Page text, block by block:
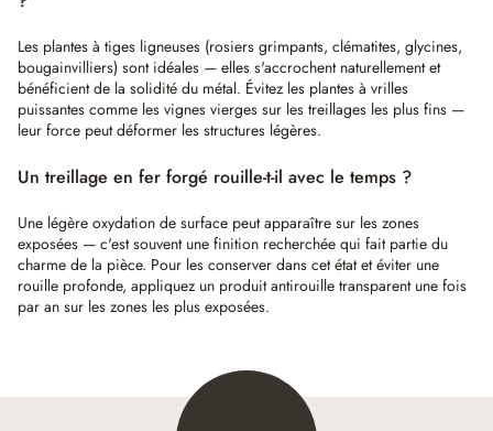
Les plantes à tiges ligneuses (rosiers grimpants, clématites, glycines,
bougainvilliers) sont idéales — elles s'accrochent naturellement et
bénéficient de la solidité du métal. Évitez les plantes à vrilles
puissantes comme les vignes vierges sur les treillages les plus fins —
leur force peut déformer les structures légères.
Un treillage en fer forgé rouille-t-il avec le temps ?
Une légère oxydation de surface peut apparaître sur les zones
exposées — c'est souvent une finition recherchée qui fait partie du
charme de la pièce. Pour les conserver dans cet état et éviter une
rouille profonde, appliquez un produit antirouille transparent une fois
par an sur les zones les plus exposées.